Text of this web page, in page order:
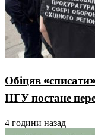
Обіцяв
НГУ постане
4 години назад